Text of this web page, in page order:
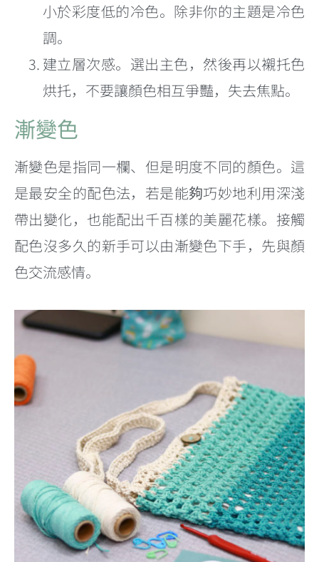
小於彩度低的冷色。除非你的主題是冷色
調。
建立層次感。選出主色，然後再以襯托色
烘托，不要讓顏色相互爭豔，失去焦點。
漸變色
漸變色是指同一欄、但是明度不同的顏色。這
是最安全的配色法，若是能夠巧妙地利用深淺
帶出變化，也能配出千百樣的美麗花樣。接觸
配色沒多久的新手可以由漸變色下手，先與顏
色交流感情。